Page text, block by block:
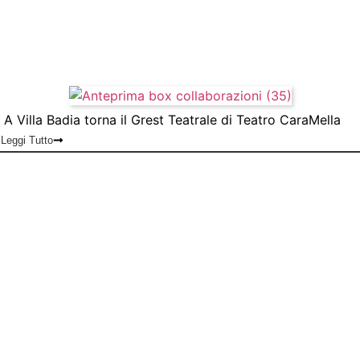
A Villa Badia torna il Grest Teatrale di Teatro CaraMella
Leggi Tutto